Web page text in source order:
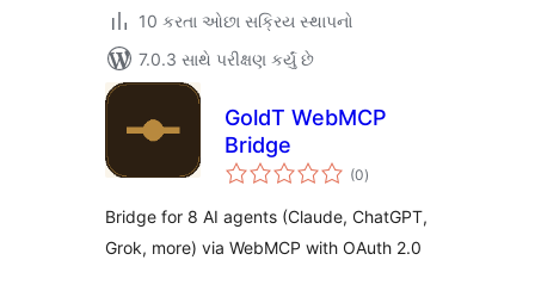
10 કરતા ઓછા સક્રિય સ્થાપનો
7.0.3 સાથે પરીક્ષણ કર્યું છે
GoldT WebMCP
Bridge
(0કુલ
રેટિંગ્સ
)
Bridge for 8 AI agents (Claude, ChatGPT,
Grok, more) via WebMCP with OAuth 2.0